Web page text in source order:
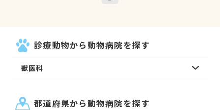
診療動物から動物病院を探す
獣医科
都道府県から動物病院を探す